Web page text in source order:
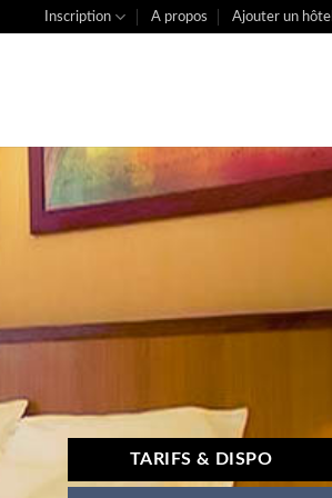
Inscription A propos Ajouter un hôtel
TARIFS & DISPO